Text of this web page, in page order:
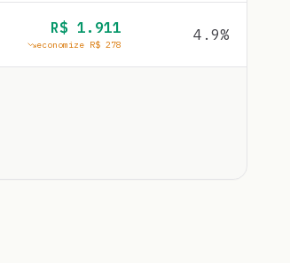
R$ 1.911
economize R$ 278
4.9%